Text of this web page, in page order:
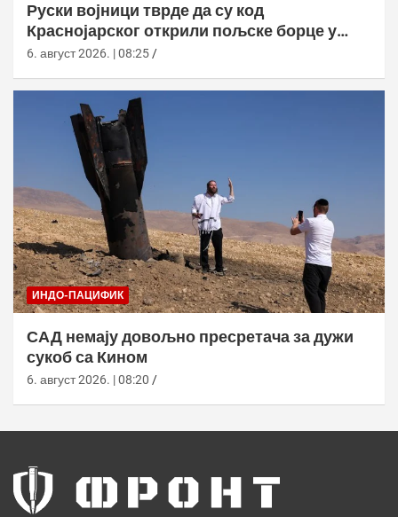
Руски војници тврде да су код
Краснојарског открили пољске борце у
НАТО униформама
6. август 2026. | 08:25
ИНДО-ПАЦИФИК
САД немају довољно пресретача за дужи
сукоб са Кином
6. август 2026. | 08:20